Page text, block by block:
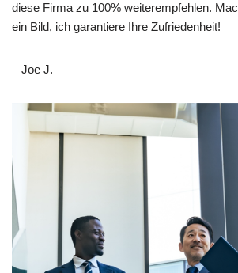
diese Firma zu 100% weiterempfehlen.
ein Bild, ich garantiere Ihre Zufriedenheit!
– Joe J.